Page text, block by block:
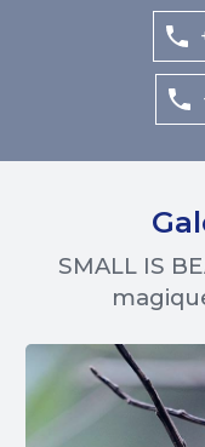
SMALL IS